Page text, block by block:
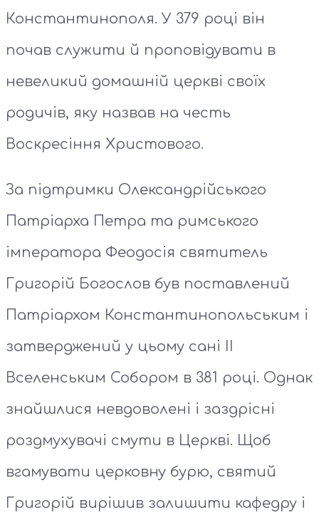
Константинополя. У 379 році він
почав служити й проповідувати в
невеликий домашній церкві своїх
родичів, яку назвав на честь
Воскресіння Христового.
За підтримки Олександрійського
Патріарха Петра та римського
імператора Феодосія святитель
Григорій Богослов був поставлений
Патріархом Константинопольським і
затверджений у цьому сані II
Вселенським Собором в 381 році. Однак
знайшлися невдоволені і заздрісні
роздмухувачі смути в Церкві. Щоб
вгамувати церковну бурю, святий
Григорій вирішив залишити кафедру і